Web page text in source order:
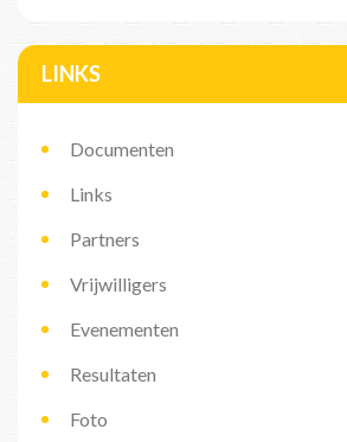
LINKS
Documenten
Links
Partners
Vrijwilligers
Evenementen
Resultaten
Foto